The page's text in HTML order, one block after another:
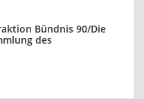
Bündnis 90/Die
des